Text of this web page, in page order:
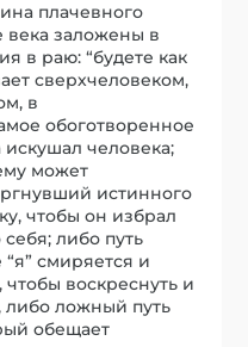
плачевного
века заложены в
в раю: “будете как
сверхчеловеком,
в
обоготворенное
искушал человека;
может
истинного
чтобы он избрал
либо путь
смиряется и
воскреснуть и
либо ложный путь
обещает